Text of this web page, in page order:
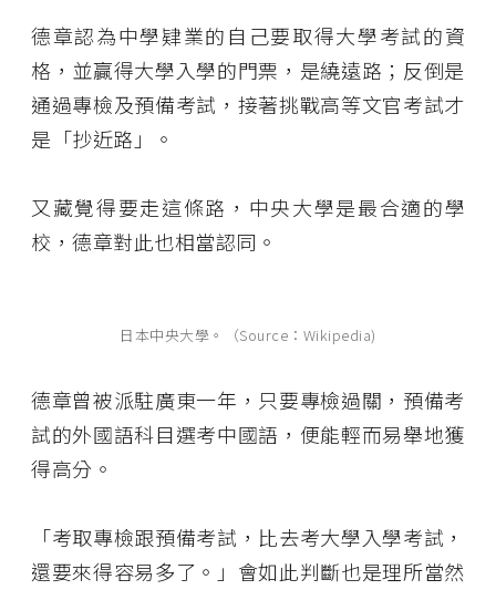
德章認為中學肄業的自己要取得大學考試的資
格，並贏得大學入學的門票，是繞遠路；反倒是
通過專檢及預備考試，接著挑戰高等文官考試才
是「抄近路」。
又藏覺得要走這條路，中央大學是最合適的學
校，德章對此也相當認同。
日本中央大學。（Source：Wikipedia)
德章曾被派駐廣東一年，只要專檢過關，預備考
試的外國語科目選考中國語，便能輕而易舉地獲
得高分。
「考取專檢跟預備考試，比去考大學入學考試，
還要來得容易多了。」會如此判斷也是理所當然